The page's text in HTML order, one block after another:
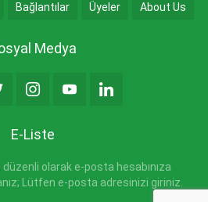
Bağlantılar Üyeler About Us
Medya
E-Liste
düzenli olarak e-posta hesabınıza
Lütfen e-posta adresinizi giriniz.